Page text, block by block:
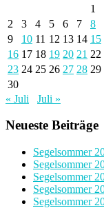
1
2
3 4 5 6 7
8
9
10 11 12 13 14 15
16 17 18 19 20 21 22
23 24 25 26 27 28 29
30
« Juli
Juli »
Neueste Beiträge
Segelsommer
Segelsommer
Segelsommer
Segelsommer
Segelsommer